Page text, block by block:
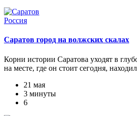
Россия
Саратов город на волжских скалах
Корни истории Саратова уходят в
на месте, где он стоит сегодня,
21 мая
3 минуты
6